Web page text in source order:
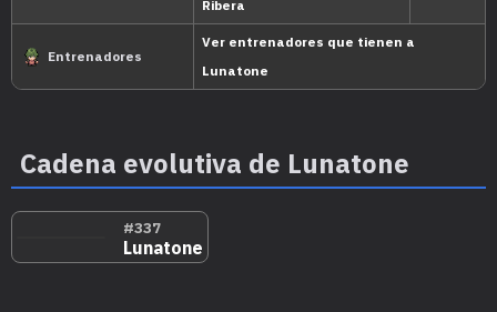
crecimiento
Experiencia
salvaje
800.000
Cadena evolutiva de Lunatone
#337
Lunatone